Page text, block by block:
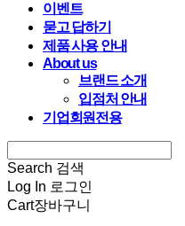
이벤트
묻고 답하기
제품 사용 안내
About us
브랜드 소개
입점처 안내
기업회원전용
Search 검색
Log In 로그인
Cart장바구니